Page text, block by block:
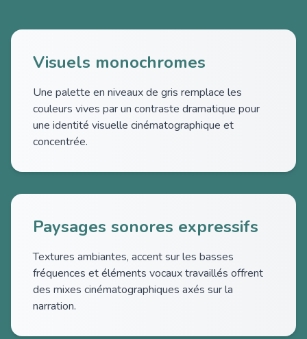
Visuels monochromes
Une palette en niveaux de gris remplace les
couleurs vives par un contraste dramatique pour
une identité visuelle cinématographique et
concentrée.
Paysages sonores expressifs
Textures ambiantes, accent sur les basses
fréquences et éléments vocaux travaillés offrent
des mixes cinématographiques axés sur la
narration.